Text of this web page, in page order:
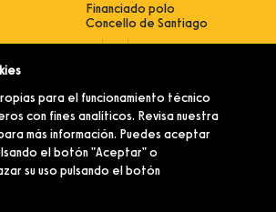
do
sector
Financiado polo
Concello de Santiago
para el funcionamiento técnico
con fines analíticos. Revisa nuestra
más información. Puedes aceptar
el botón "Aceptar" o
su uso pulsando el botón